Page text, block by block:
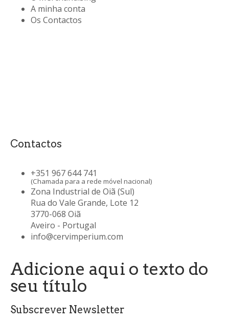
A minha conta
Os Contactos
Contactos
+351 967 644 741
(Chamada para a rede móvel nacional)
Zona Industrial de Oiã (Sul)
Rua do Vale Grande, Lote 12
3770-068 Oiã
Aveiro - Portugal
info@cervimperium.com
Adicione aqui o texto do
seu título
Subscrever Newsletter